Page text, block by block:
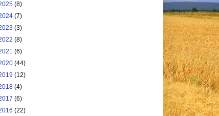
(8)
(7)
(3)
(8)
(6)
(44)
(12)
(4)
(6)
(22)